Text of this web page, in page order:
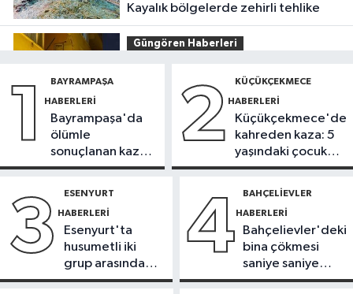
Kayalık bölgelerde zehirli tehlike
Güngören Haberleri
5 katlı bina tahliye edildi
Sultanbeyli Haberleri
merkezinde korkutan yangın
İstanbul Haberleri
şahsı bu yılın ilk 7 yılında yakalamış
durumdayız"
1 BAYRAMPAŞA
HABERLERI
Bayrampaşa'da
ölümle
sonuçlanan kaza:
Sürücü
2 KÜÇÜKÇEKMECE
HABERLERI
Küçükçekmece'de
kahreden kaza: 5
yaşındaki çocuk
yoğun bakımda
3 ESENYURT
HABERLERI
Esenyurt'ta
husumetli iki
grup arasında
silahlı kavga
4 BAHÇELIEVLER
HABERLERI
Bahçelievler'deki
bina çökmesi
saniye saniye
görüntülendi